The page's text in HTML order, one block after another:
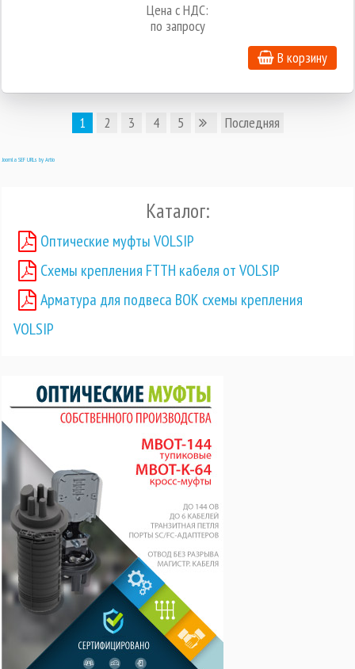
Цена с НДС:
по запросу
В корзину
1 2 3 4 5 Последняя
Joomla SEF URLs by Artio
Каталог:
Оптические муфты VOLSIP
Схемы крепления FTTH кабеля от VOLSIP
Арматура для подвеса ВОК схемы крепления
VOLSIP